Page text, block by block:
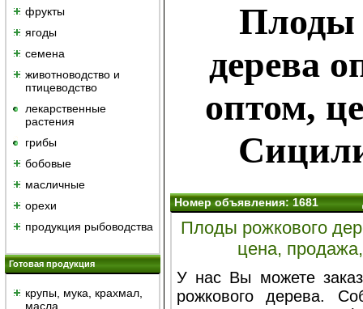
фрукты
ягоды
семена
животноводство и
птицеводство
лекарственные
растения
грибы
бобовые
масличные
орехи
продукция рыбоводства
Готовая продукция
крупы, мука, крахмал,
масла
Плоды
дерева
оптом,
Номер объявления: 1681
Плоды рожкового
цена,
У нас Вы можете
рожкового дерева.